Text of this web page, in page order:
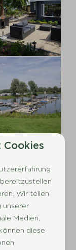
Sie
mit
über einen
verfügen.
Wir teilen
unserer
Medien,
diese